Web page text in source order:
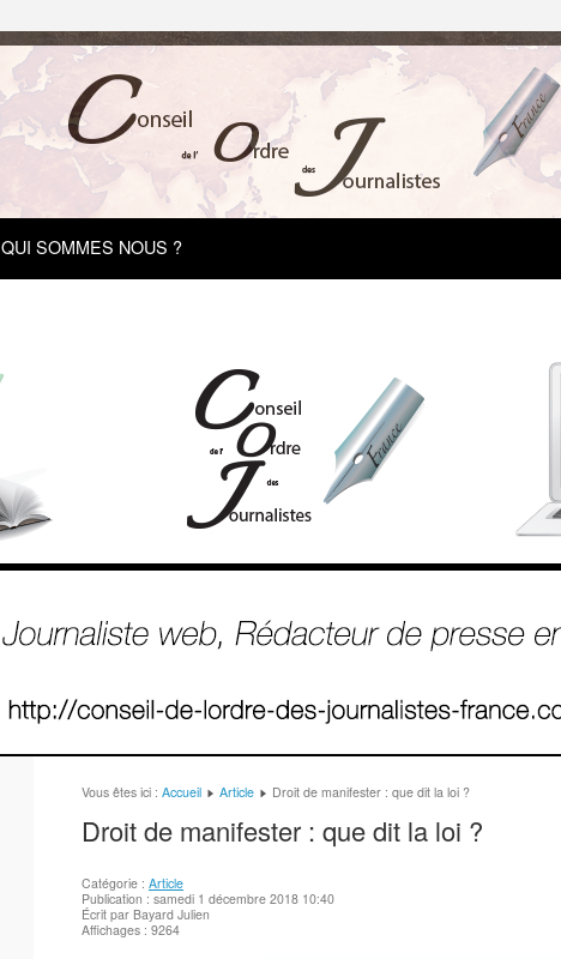
QUI SOMMES NOUS ?
Vous êtes ici : Accueil Article Droit de manifester : que dit la loi ?
Droit de manifester : que dit la loi ?
Catégorie : Article
Publication : samedi 1 décembre 2018 10:40
Écrit par Bayard Julien
Affichages : 9264